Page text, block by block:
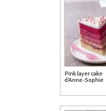
Pink layer cake
d'Anne-Sophie